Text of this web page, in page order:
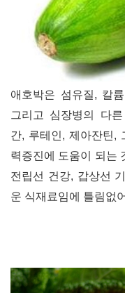
애호박은 섬유질, 칼륨
그리고 심장병의 다
간, 루테인, 제아잔틴,
력증진에 도움이 되는
전립선 건강, 갑상선
운 식재료임에 틀림없